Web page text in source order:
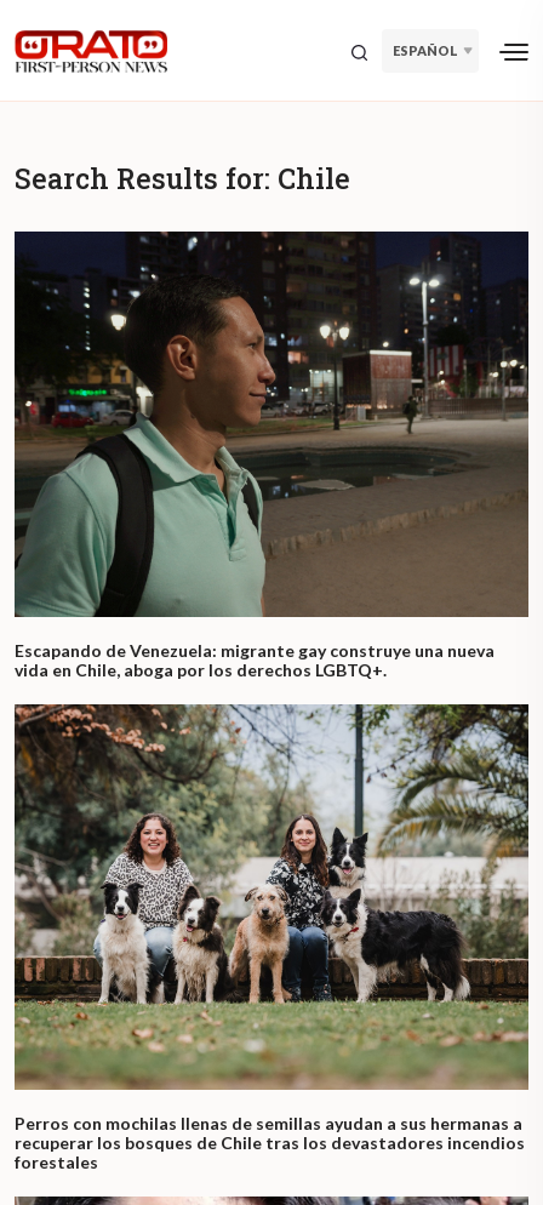
ESPAÑOL
Search Results for: Chile
Escapando de Venezuela: migrante gay construye una nueva
vida en Chile, aboga por los derechos LGBTQ+.
Perros con mochilas llenas de semillas ayudan a sus hermanas a
recuperar los bosques de Chile tras los devastadores incendios
forestales